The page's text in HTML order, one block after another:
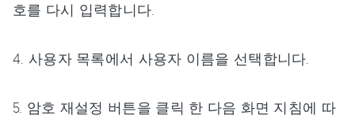
호를 다시 입력합니다.
4. 사용자 목록에서 사용자 이름을 선택합니다.
5. 암호 재설정 버튼을 클릭 한 다음 화면 지침에 따